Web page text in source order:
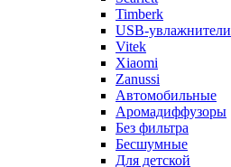
Timberk
USB-увлажнители
Vitek
Xiaomi
Zanussi
Автомобильные
Аромадиффузоры
Без фильтра
Бесшумные
Для детской